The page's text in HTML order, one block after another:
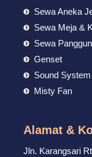
Sewa Aneka
Sewa Meja &
Sewa
Genset
Sound System
Misty Fan
Alamat &
Jln. Karangsari